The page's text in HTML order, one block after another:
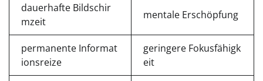
dauerhafte Bildschir
mzeit
mentale Erschöpfung
permanente Informat
ionsreize
geringere Fokusfähigk
eit